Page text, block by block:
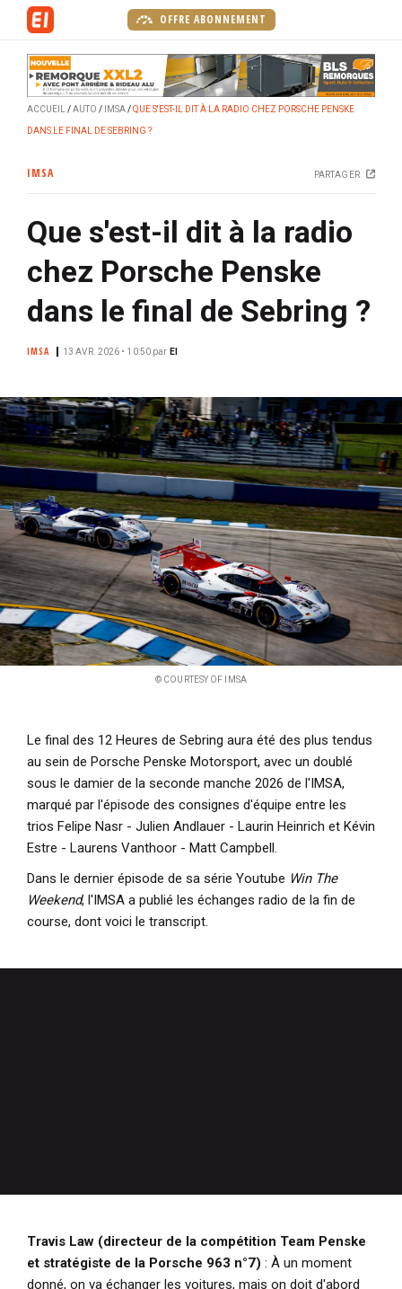
c
p
a
l
OFFRE ABONNEMENT
ACCUEIL AUTO IMSA QUE S'EST-IL DIT À LA RADIO CHEZ PORSCHE PENSKE
DANS LE FINAL DE SEBRING ?
IMSA PARTAGER
Que s'est-il dit à la radio
chez Porsche Penske
dans le final de Sebring ?
IMSA 13 AVR. 2026 • 10:50 par EI
© COURTESY OF IMSA
Le final des 12 Heures de Sebring aura été des plus tendus
au sein de Porsche Penske Motorsport, avec un doublé
sous le damier de la seconde manche 2026 de l'IMSA,
marqué par l'épisode des consignes d'équipe entre les
trios Felipe Nasr - Julien Andlauer - Laurin Heinrich et Kévin
Estre - Laurens Vanthoor - Matt Campbell.
Dans le dernier épisode de sa série Youtube Win The
Weekend, l'IMSA a publié les échanges radio de la fin de
course, dont voici le transcript.
Travis Law (directeur de la compétition Team Penske
et stratégiste de la Porsche 963 n°7) : À un moment
donné, on va échanger les voitures, mais on doit d'abord